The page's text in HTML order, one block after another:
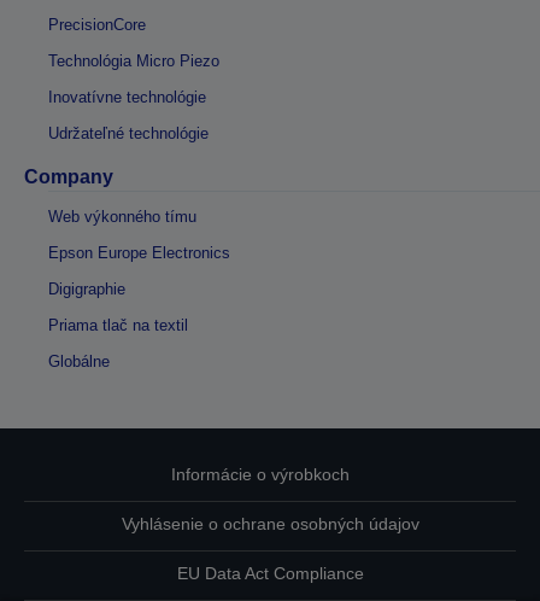
PrecisionCore
Technológia Micro Piezo
Inovatívne technológie
Udržateľné technológie
Company
Web výkonného tímu
Epson Europe Electronics
Digigraphie
Priama tlač na textil
Globálne
Informácie o výrobkoch
Vyhlásenie o ochrane osobných údajov
EU Data Act Compliance